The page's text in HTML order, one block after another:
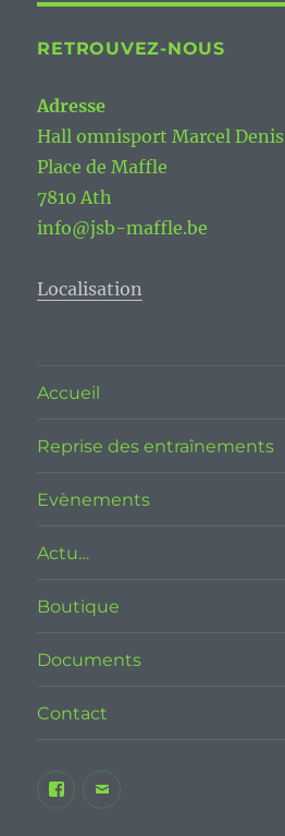
RETROUVEZ-NOUS
Adresse
Hall omnisport Marcel Denis
Place de Maffle
7810 Ath
info@jsb-maffle.be
Localisation
Accueil
Reprise des entraînements
Evènements
Actu…
Boutique
Documents
Contact
Facebook
E-